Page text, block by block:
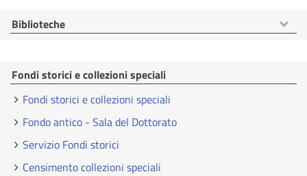
Mostra
voci
Biblioteche
Fondi storici e collezioni speciali
Fondi storici e collezioni speciali
Fondo antico - Sala del Dottorato
Servizio Fondi storici
Censimento collezioni speciali